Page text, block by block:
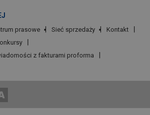
prasowe Sieć sprzedaży
Kontakt
z fakturami proforma